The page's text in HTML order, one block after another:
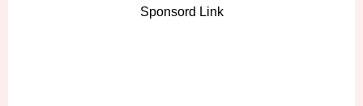
Sponsord Link